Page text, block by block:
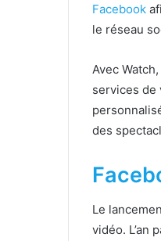
Facebook
le réseau
Avec Watch,
services de
des
Le
vidéo. L’an